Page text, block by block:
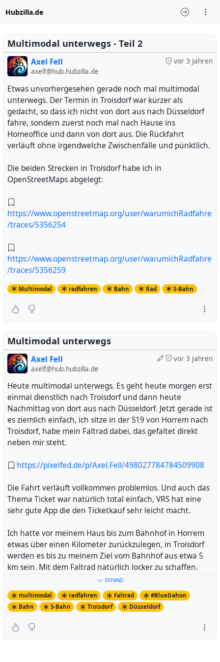
Hubzilla.de
Multimodal unterwegs - Teil 2
vor 3 Jahren
Axel Fell
axelf@hub.hubzilla.de
Etwas unvorhergesehen gerade noch mal multimodal
unterwegs. Der Termin in Troisdorf war kürzer als
gedacht, so dass ich nicht von dort aus nach Düsseldorf
fahre, sondern zuerst noch mal nach Hause ins
Homeoffice und dann von dort aus. Die Rückfahrt
verläuft ohne irgendwelche Zwischenfälle und pünktlich.
Die beiden Strecken in Troisdorf habe ich in
OpenStreetMaps abgelegt:
https://www.openstreetmap.org/user/warumichRadfahre
/traces/5356254
https://www.openstreetmap.org/user/warumichRadfahre
/traces/5356259
Multimodal radfahren Bahn Rad S-Bahn
Multimodal unterwegs
vor 3 Jahren
Axel Fell
axelf@hub.hubzilla.de
Heute multimodal unterwegs. Es geht heute morgen erst
einmal dienstlich nach Troisdorf und dann heute
Nachmittag von dort aus nach Düsseldorf. Jetzt gerade ist
es ziemlich einfach, ich sitze in der S19 von Horrem nach
Troisdorf, habe mein Faltrad dabei, das gefaltet direkt
neben mir steht.
https://pixelfed.de/p/Axel.Fell/498027784784509908
Die Fahrt verläuft vollkommen problemlos. Und auch das
Thema Ticket war natürlich total einfach, VRS hat eine
sehr gute App die den Ticketkauf sehr leicht macht.
Ich hatte vor meinem Haus bis zum Bahnhof in Horrem
etwas über einen Kilometer zurückzulegen, in Troisdorf
werden es bis zu meinem Ziel vom Bahnhof aus etwa 5
km sein. Mit dem Faltrad natürlich locker zu schaffen.
Das Wetter spielt heute morgen mit, deswegen
vollkommen easy.
Bin gespannt auf heute Nachmittag, dann wird es etwas
weiter und auch mit einem Umstieg auf jeden Fall etwas
EXPAND
multimodal radfahren Faltrad
#BlueDahon
Bahn
S-Bahn Troisdorf Düsseldorf